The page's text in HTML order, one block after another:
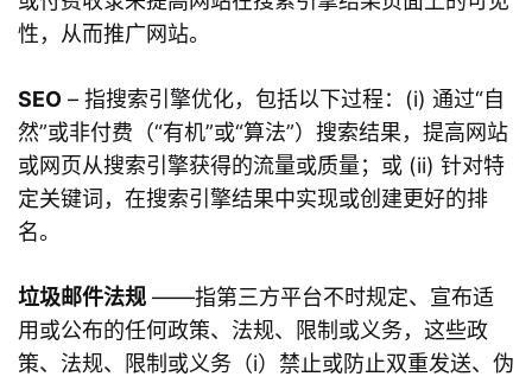
性，从而推广网站。
SEO – 指搜索引擎优化，包括以下过程：(i) 通过“自
然”或非付费（“有机”或“算法”）搜索结果，提高网站
或网页从搜索引擎获得的流量或质量；或 (ii) 针对特
定关键词，在搜索引擎结果中实现或创建更好的排
名。
垃圾邮件法规 ——指第三方平台不时规定、宣布适
用或公布的任何政策、法规、限制或义务，这些政
策、法规、限制或义务（i）禁止或防止双重发送、伪